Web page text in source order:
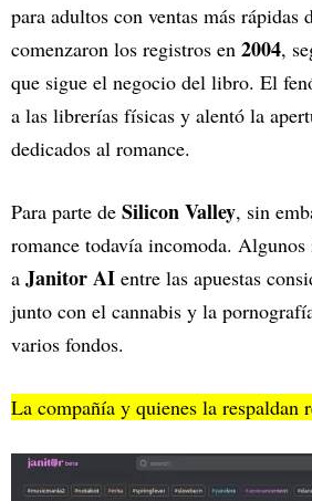
para adultos con ventas más rápidas
comenzaron los registros en 2004,
que sigue el negocio del libro. El
a las librerías físicas y alentó la
dedicados al romance.
Para parte de Silicon Valley, sin
romance todavía incomoda. Algunos
a Janitor AI entre las apuestas
junto con el cannabis y la
varios fondos.
La compañía y quienes la respaldan